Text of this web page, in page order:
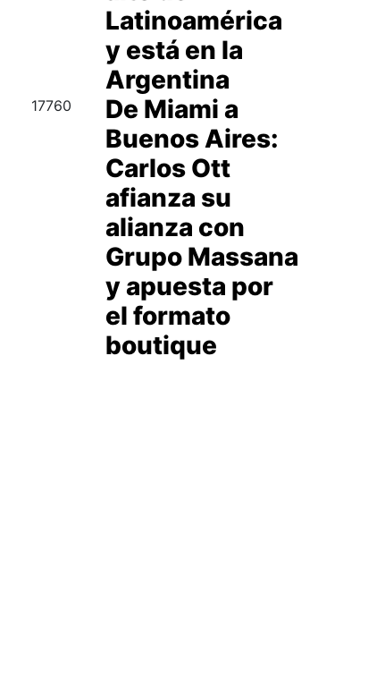
Latinoamérica
y está en la
Argentina
17760
De Miami a
Buenos Aires:
Carlos Ott
afianza su
alianza con
Grupo Massana
y apuesta por
el formato
boutique